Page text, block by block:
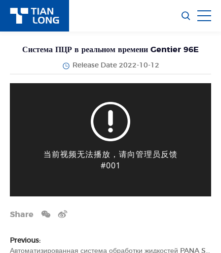
Система ПЦР в реальном времени Gentier 96E
Release Date 2022-10-12
Share
Previous: